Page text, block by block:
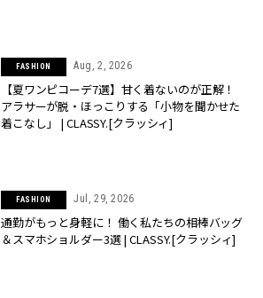
FASHION Aug, 2, 2026
【夏ワンピコーデ7選】甘く着ないのが正解！
アラサーが脱・ほっこりする「小物を聞かせた
着こなし」 | CLASSY.[クラッシィ]
FASHION Jul, 29, 2026
通勤がもっと身軽に！ 働く私たちの相棒バッグ
＆スマホショルダー3選 | CLASSY.[クラッシィ]